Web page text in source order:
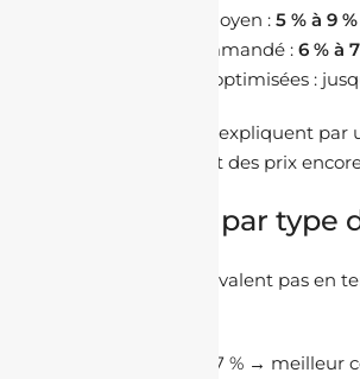
Rendement moyen : 5 % à 9
Objectif recommandé : 6 % à
Opportunités optimisées :
Ces performances s’expliquent par
demande locative et des prix
Rendement par type
Tous les biens ne se valent pas en
5 % à 7 % → meilleur